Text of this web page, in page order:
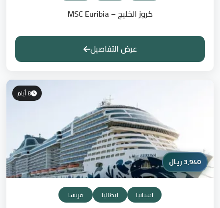
كروز الخليج – MSC Euribia
عرض التفاصيل
8 أيام
3,940 ريال
اسبانيا ايطاليا فرنسا